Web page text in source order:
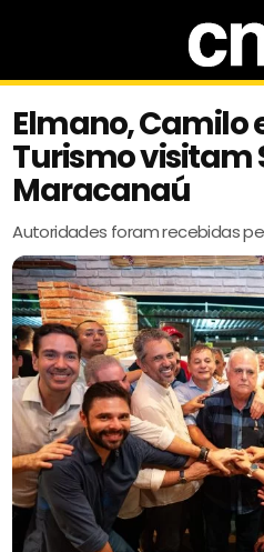
Elmano, Camilo
Turismo visitam
Maracanaú
Autoridades foram recebidas